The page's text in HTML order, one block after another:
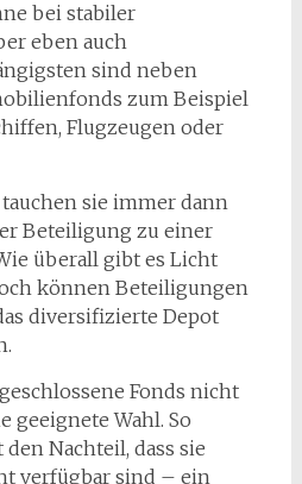
bei stabiler
eben auch
sind neben
zum Beispiel
Flugzeugen oder
sie immer dann
Beteiligung zu einer
überall gibt es Licht
können Beteiligungen
diversifizierte Depot
Fonds nicht
geeignete Wahl. So
Nachteil, dass sie
verfügbar sind – ein